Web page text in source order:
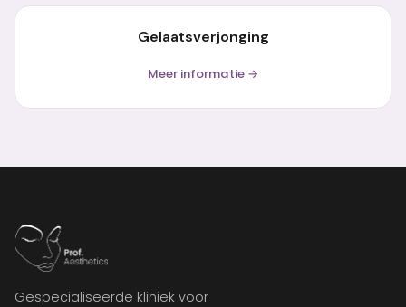
Gelaatsverjonging
Meer informatie →
Gespecialiseerde kliniek voor